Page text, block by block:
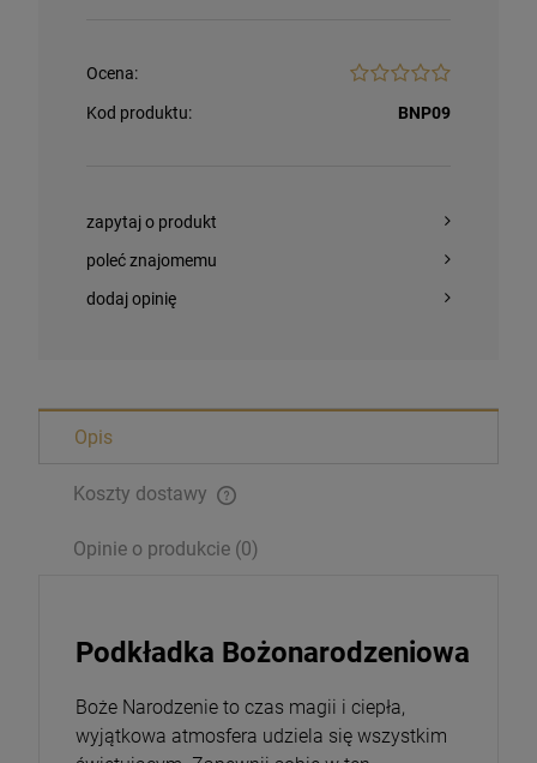
Ocena:
Kod produktu: BNP09
zapytaj o produkt
poleć znajomemu
dodaj opinię
Opis
Koszty dostawy
Opinie o produkcie (0)
Podkładka Bożonarodzeniowa
Boże Narodzenie to czas magii i ciepła,
wyjątkowa atmosfera udziela się wszystkim